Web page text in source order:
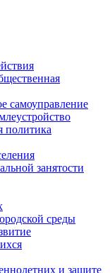
самоуправление
политика
занятости
среды
и защите